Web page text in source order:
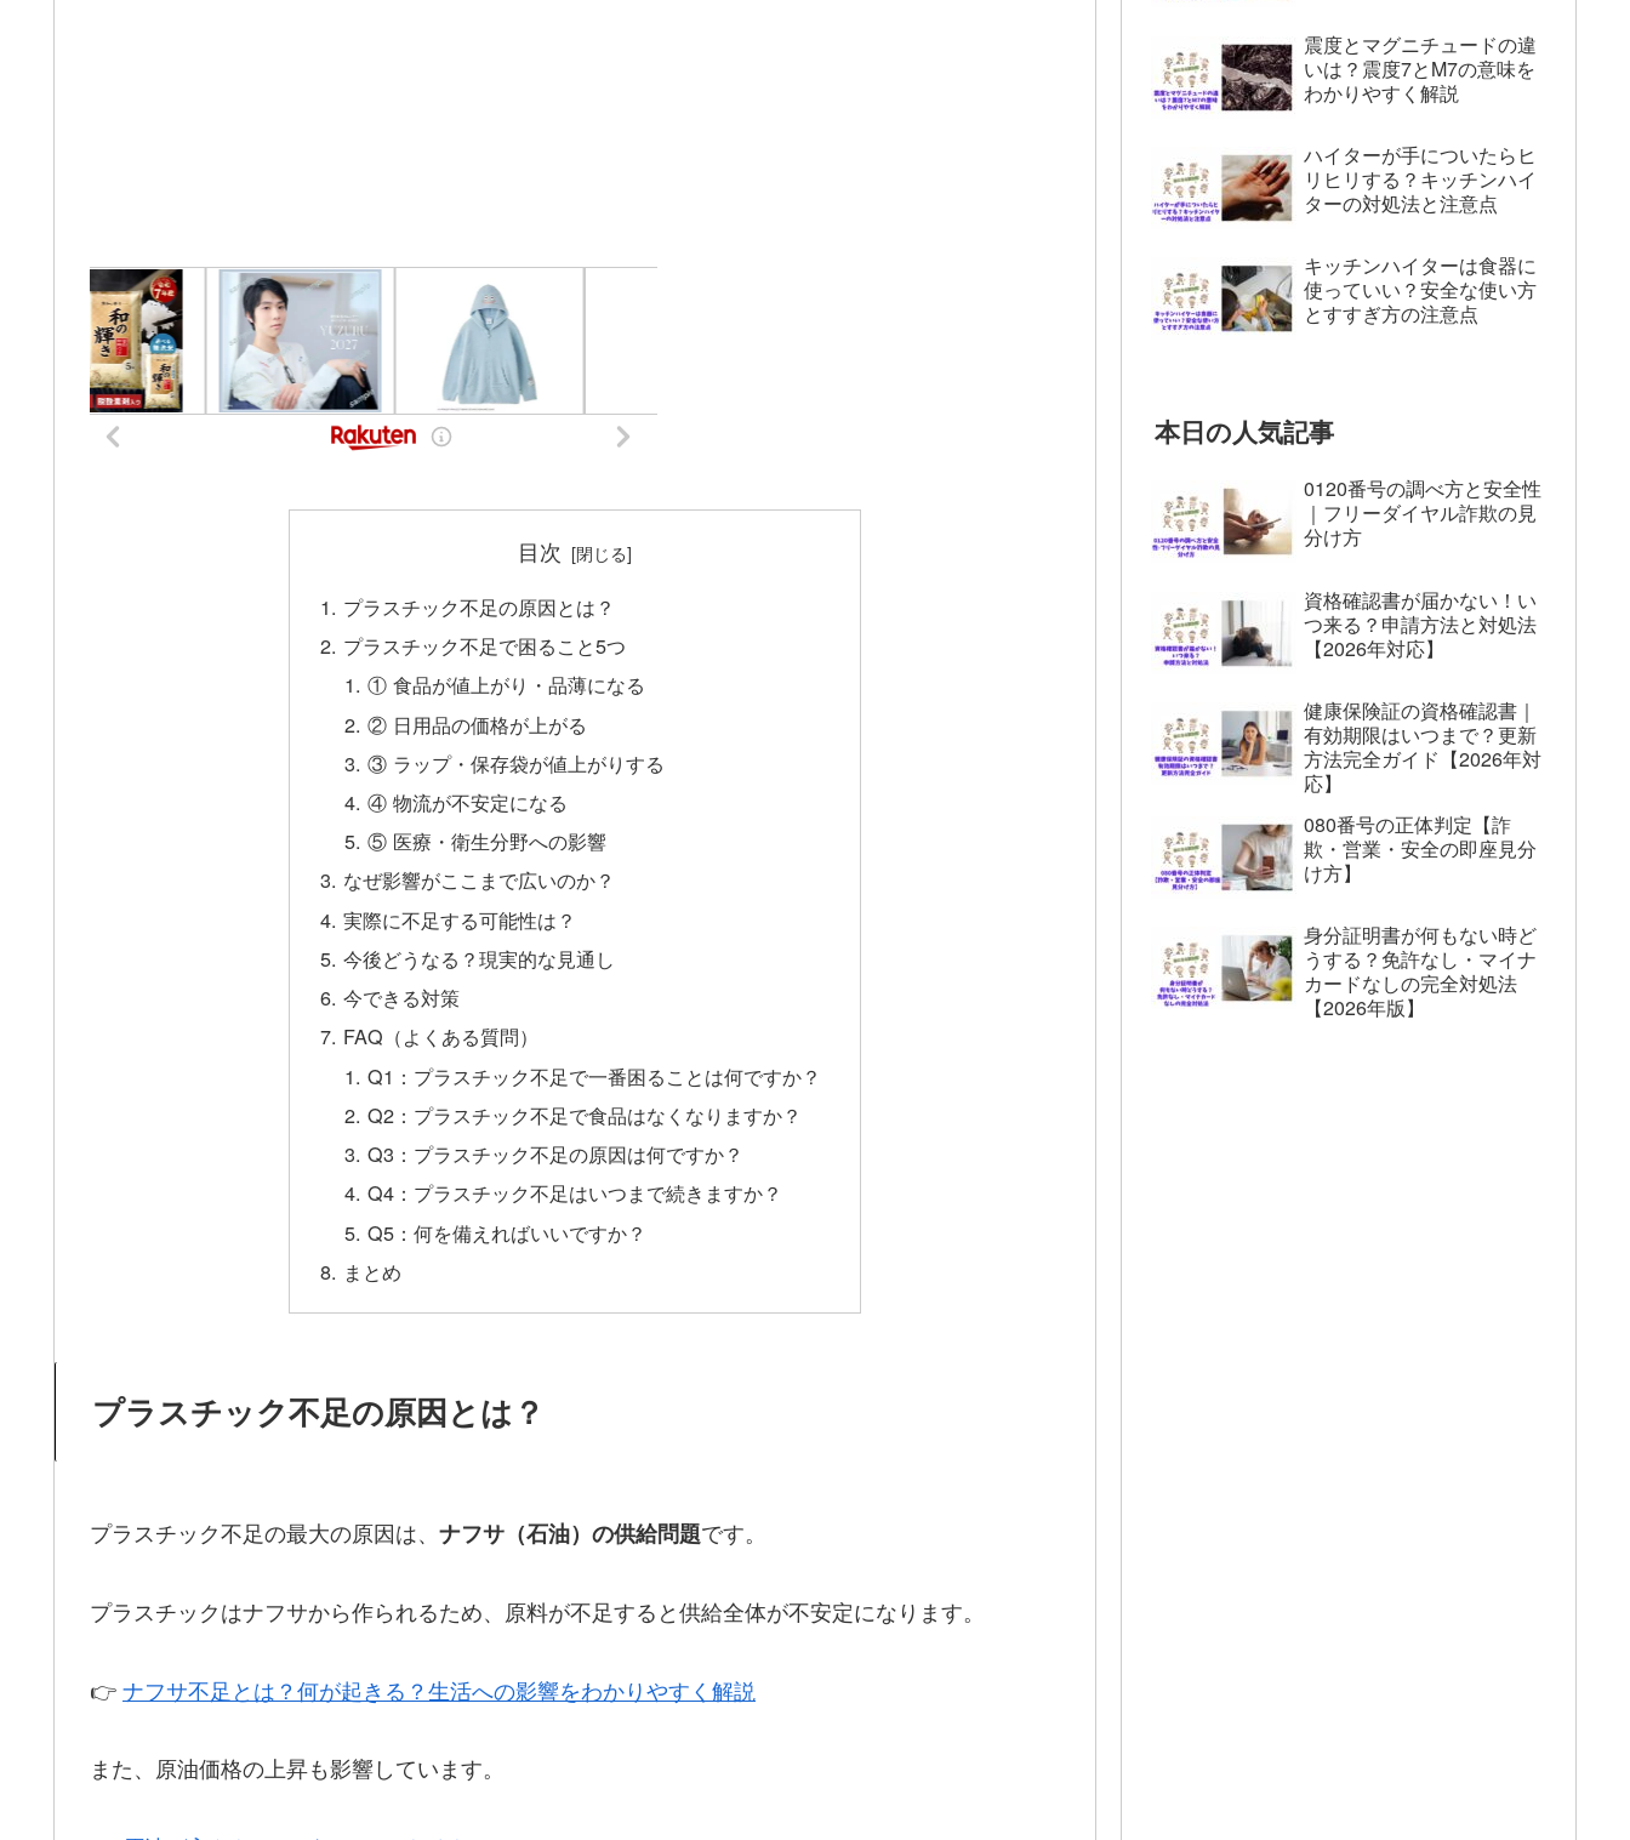
目次
プラスチック不足の原因とは？
プラスチック不足で困ること5つ
① 食品が値上がり・品薄になる
② 日用品の価格が上がる
③ ラップ・保存袋が値上がりする
④ 物流が不安定になる
⑤ 医療・衛生分野への影響
なぜ影響がここまで広いのか？
実際に不足する可能性は？
今後どうなる？現実的な見通し
今できる対策
FAQ（よくある質問）
Q1：プラスチック不足で一番困ることは何ですか？
Q2：プラスチック不足で食品はなくなりますか？
Q3：プラスチック不足の原因は何ですか？
Q4：プラスチック不足はいつまで続きますか？
Q5：何を備えればいいですか？
まとめ
プラスチック不足の原因とは？
プラスチック不足の最大の原因は、 ナフサ（石油）の供給問題です。
プラスチックはナフサから作られるため、原料が不足すると供給全体が不安定になります。
👉ナフサ不足とは？何が起きる？生活への影響をわかりやすく解説
また、原油価格の上昇も影響しています。
震度とマグニチュードの違
いは？震度7とM7の意味を
わかりやすく解説
ハイターが手についたらヒ
リヒリする？キッチンハイ
ターの対処法と注意点
キッチンハイターは食器に
使っていい？安全な使い方
とすすぎ方の注意点
本日の人気記事
0120番号の調べ方と安全性
｜フリーダイヤル詐欺の見
分け方
資格確認書が届かない！い
つ来る？申請方法と対処法
【2026年対応】
健康保険証の資格確認書｜
有効期限はいつまで？更新
方法完全ガイド【2026年対
応】
080番号の正体判定【詐
欺・営業・安全の即座見分
け方】
身分証明書が何もない時ど
うする？免許なし・マイナ
カードなしの完全対処法
【2026年版】